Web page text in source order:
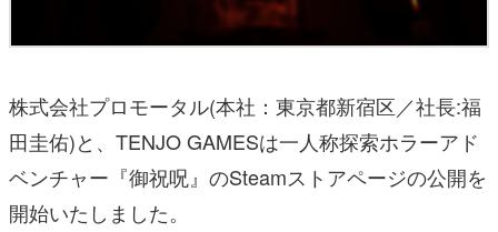
株式会社プロモータル(本社：東京都新宿区／社長:福
田圭佑)と、TENJO GAMESは一人称探索ホラーアド
ベンチャー『御祝呪』のSteamストアページの公開を
開始いたしました。